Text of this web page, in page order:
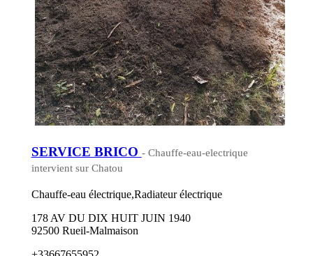
SERVICE BRICO - Chauffe-eau-electrique
intervient sur Chatou
Chauffe-eau électrique,Radiateur électrique
178 AV DU DIX HUIT JUIN 1940
92500 Rueil-Malmaison